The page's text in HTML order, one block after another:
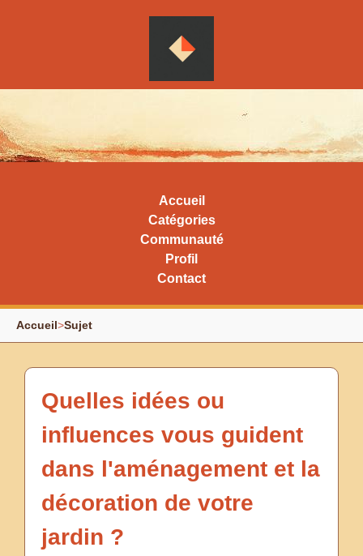
Accueil
Catégories
Communauté
Profil
Contact
Accueil>Sujet
Quelles idées ou
influences vous guident
dans l'aménagement et la
décoration de votre
jardin ?